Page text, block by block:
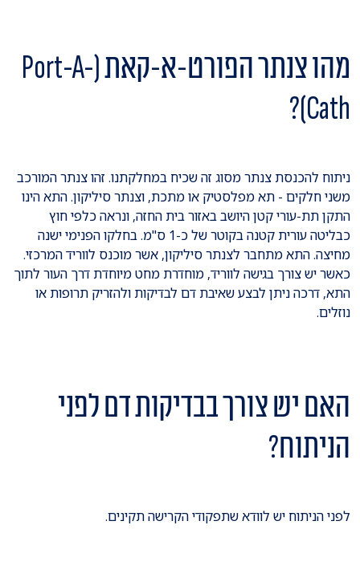
מהו צנתר הפורט-א-קאת (Port-A-
Cath)?
ניתוח להכנסת צנתר מסוג זה שכיח במחלקתנו. זהו צנתר המורכב
משני חלקים - תא מפלסטיק או מתכת, וצנתר סיליקון. התא הינו
התקן תת-עורי קטן היושב באזור בית החזה, ונראה כלפי חוץ
כבליטה עורית קטנה בקוטר של כ-1 ס"מ. בחלקו הפנימי ישנה
מחיצה. התא מתחבר לצנתר סיליקון, אשר מוכנס לווריד המרכזי.
כאשר יש צורך בגישה לווריד, מוחדרת מחט מיוחדת דרך העור לתוך
התא, דרכה ניתן לבצע שאיבת דם לבדיקות ולהזריק תרופות או
נוזלים.
האם יש צורך בבדיקות דם לפני
הניתוח?
לפני הניתוח יש לוודא שתפקודי הקרישה תקינים.